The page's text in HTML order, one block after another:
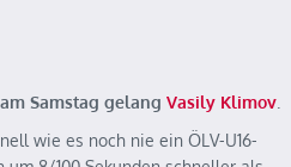
Samstag gelang Vasily Klimov
wie es noch nie ein ÖLV-U16-